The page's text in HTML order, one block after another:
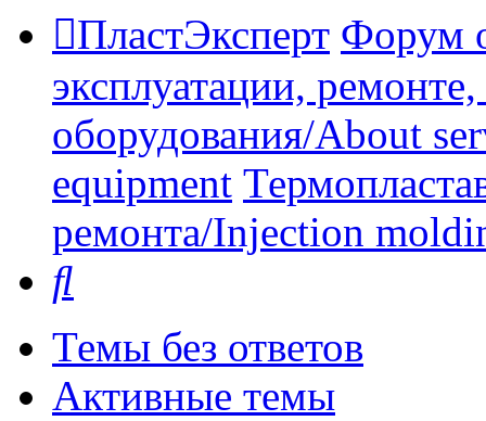
ПластЭксперт Форум
эксплуатации,
оборудования/About
equipment
ремонта/Injection
Темы без ответов
Активные темы